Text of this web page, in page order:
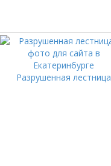
Разрушенная лестница